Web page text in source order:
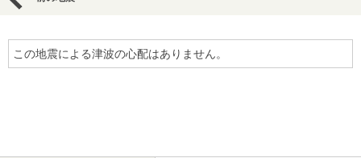
この地震による津波の心配はありません。